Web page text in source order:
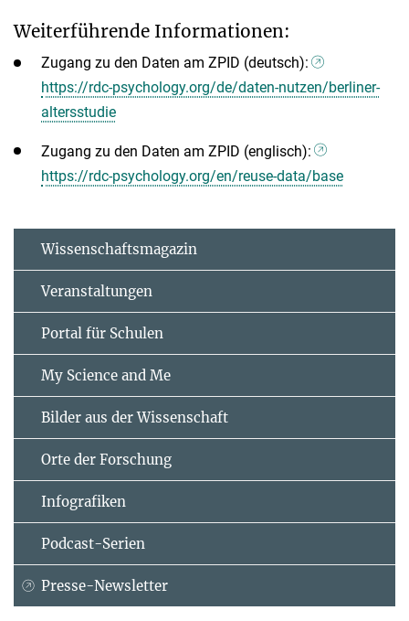
Weiterführende Informationen:
Zugang zu den Daten am ZPID (deutsch):
https://rdc-psychology.org/de/daten-nutzen/berliner-
altersstudie
Zugang zu den Daten am ZPID (englisch):
https://rdc-psychology.org/en/reuse-data/base
Wissenschaftsmagazin
Veranstaltungen
Portal für Schulen
My Science and Me
Bilder aus der Wissenschaft
Orte der Forschung
Infografiken
Podcast-Serien
Presse-Newsletter